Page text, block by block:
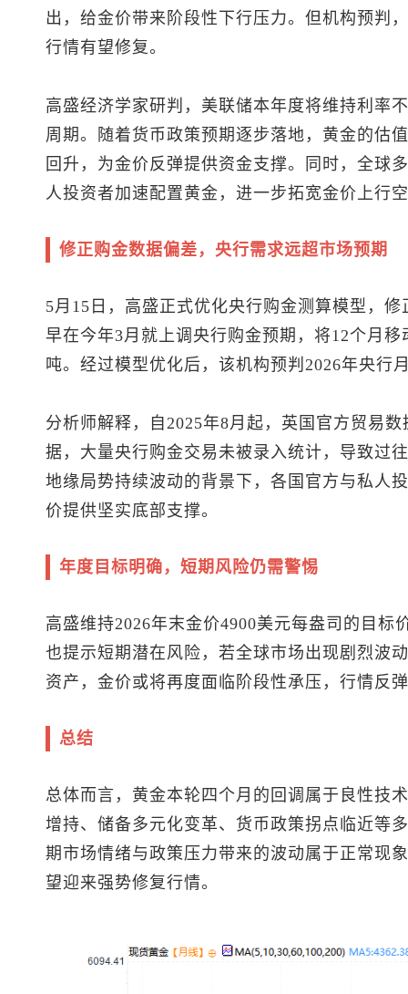
出，给金价带来阶段性下行压力。但机构预判
行情有望修复。
高盛经济学家研判，美联储本年度将维持利率
周期。随着货币政策预期逐步落地，黄金的估
回升，为金价反弹提供资金支撑。同时，全球
人投资者加速配置黄金，进一步拓宽金价上行
修正购金数据偏差，央行需求远超市场预期
5月15日，高盛正式优化央行购金测算模型，
早在今年3月就上调央行购金预期，将12个月
吨。经过模型优化后，该机构预判2026年央行
分析师解释，自2025年8月起，英国官方贸易
据，大量央行购金交易未被录入统计，导致过
地缘局势持续波动的背景下，各国官方与私人
价提供坚实底部支撑。
年度目标明确，短期风险仍需警惕
高盛维持2026年末金价4900美元每盎司的目标
也提示短期潜在风险，若全球市场出现剧烈波
资产，金价或将再度面临阶段性承压，行情反
总结
总体而言，黄金本轮四个月的回调属于良性技
增持、储备多元化变革、货币政策拐点临近等
期市场情绪与政策压力带来的波动属于正常现
望迎来强势修复行情。